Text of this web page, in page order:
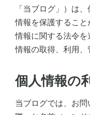
「当ブログ」）は
情報を保護すること
情報に関する法令を
情報の取得、利用、
個人情報の
当ブログでは、お